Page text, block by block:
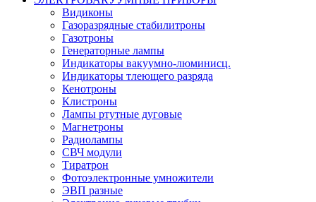
Видиконы
Газоразрядные стабилитроны
Газотроны
Генераторные лампы
Индикаторы вакуумно-люминисц.
Индикаторы тлеющего разряда
Кенотроны
Клистроны
Лампы ртутные дуговые
Магнетроны
Радиолампы
СВЧ модули
Тиратрон
Фотоэлектронные умножители
ЭВП разные